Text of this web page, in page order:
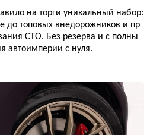
на торги уникальный набор:
до топовых внедорожников и пр
СТО. Без резерва и с полны
автоимперии с нуля.